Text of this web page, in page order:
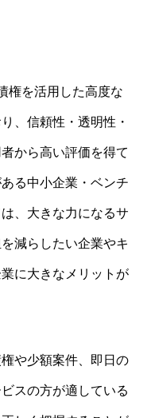
権を活用した高度な
、信頼性・透明性・
から高い評価を得て
る中小企業・ベンチ
、大きな力になるサ
減らしたい企業やキ
に大きなメリットが
や少額案件、即日の
スの方が適している